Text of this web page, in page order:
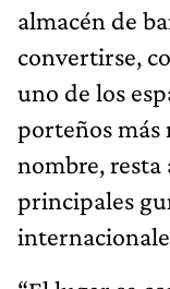
almacén de
convertirse,
uno de los
porteños más
nombre, resta
principales